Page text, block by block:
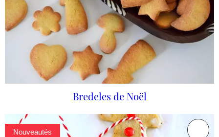
Bredeles de Noël
Nouveautés